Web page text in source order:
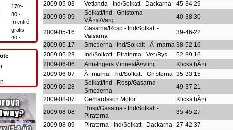
170:-
80:-
fri entré.
gratis.
40:-
2009-05-03
Vetlanda - Ind/Solkatt - Dackarna
45-34-29
2009-05-09
Solkatt/Ind - Gnistorna -
VÃ¤st/Varg
40-38-30
2009-05-16
Gasarna/Rosp - Ind/Solkatt -
Valsarna
39-46-22
2009-05-17
Smederna - Ind/Solkatt - Ã–rnarna 38-52-16
2009-05-23
Ind/Solkatt - Piraterna - Vetl/Bys
52-39-16
2009-06-06
Ann-Ingers MinnestÃ¤vling
Klicka hÃ¤r
2009-06-07
Ã–rnarna - Ind/Solkatt - Gnistorna 35-33-15
2009-06-28
Solkatt/Ind - Rosp/Gasarna -
Smederna
49-37-21
2009-08-07
Gerhardsson Motor
Klicka hÃ¤r
2009-08-08
Rosp/Gasarna - Ind/Solkatt -
Piraterna
35-45-27
2009-08-09
Piraterna - Ind/Solkatt - Dackarna
27-42-37